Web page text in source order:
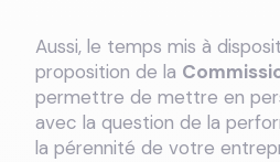
Aussi, le temps mis à
proposition de la
permettre de mettre en
avec la question de la
la pérennité de votre